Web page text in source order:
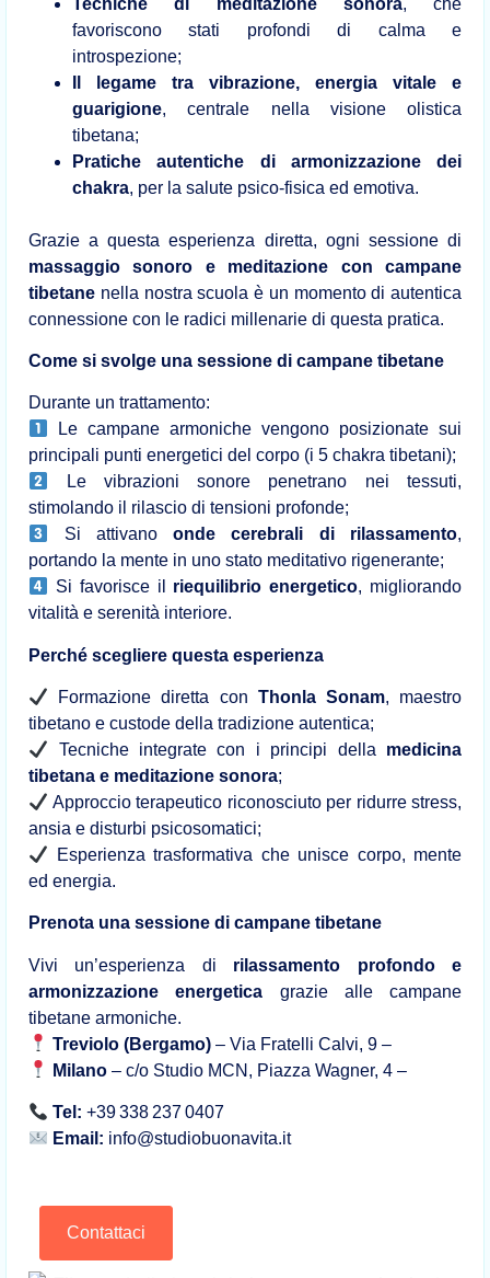
Contattaci
favoriscono stati profondi di calma e
introspezione;
Il legame tra vibrazione, energia vitale e
guarigione, centrale nella visione olistica
tibetana;
Pratiche autentiche di armonizzazione dei
chakra, per la salute psico-fisica ed emotiva.
Grazie a questa esperienza diretta, ogni sessione di
massaggio sonoro e meditazione con campane
tibetane nella nostra scuola è un momento di autentica
connessione con le radici millenarie di questa pratica.
Come si svolge una sessione di campane tibetane
Durante un trattamento:
Le campane armoniche vengono posizionate sui
principali punti energetici del corpo (i 5 chakra tibetani);
Le vibrazioni sonore penetrano nei tessuti,
stimolando il rilascio di tensioni profonde;
Si attivanoonde cerebrali di rilassamento,
portando la mente in uno stato meditativo rigenerante;
Si favorisce il riequilibrio energetico, migliorando
vitalità e serenità interiore.
Perché scegliere questa esperienza
Formazione diretta con Thonla Sonam, maestro
tibetano e custode della tradizione autentica;
Tecniche integrate con i principi della medicina
tibetana e meditazione sonora;
Approccio terapeutico riconosciuto per ridurre stress,
ansia e disturbi psicosomatici;
Esperienza trasformativa che unisce corpo, mente
ed energia.
Prenota una sessione di campane tibetane
Vivi un’esperienza di rilassamento profondo e
armonizzazione energetica grazie alle campane
tibetane armoniche.
Treviolo (Bergamo) – Via Fratelli Calvi, 9 –
Milano – c/o Studio MCN, Piazza Wagner, 4 –
Tel: +39 338 237 0407
Email: info@studiobuonavita.it